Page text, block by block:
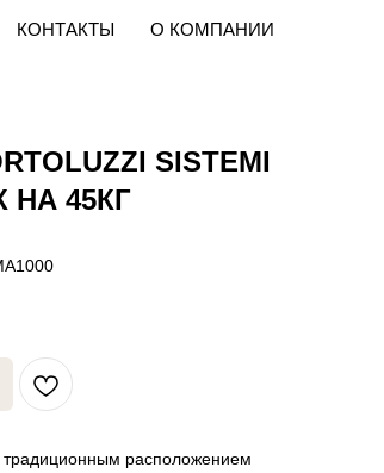
КОНТАКТЫ О КОМПАНИИ
SISTEMI
45КГ
традиционным расположением